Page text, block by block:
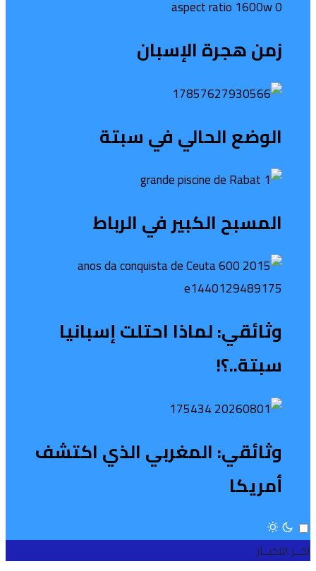
زمن هجرة الإسبان
الوضع الحالي في سبتة
المسبح الكبير في الرباط
وثائقي: لماذا احتلت إسبانيا
سبتة..؟!
وثائقي: المغربي الذي اكتشف
أمريكا
اخــر الاخبــار